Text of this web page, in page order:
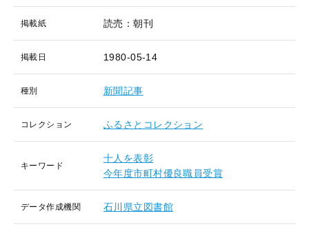
掲載紙 読売：朝刊
掲載日 1980-05-14
種別 新聞記事
コレクション ふるさとコレクション
キーワード
十人を表彰
今年度市町村優良職員受賞
データ作成機関 石川県立図書館